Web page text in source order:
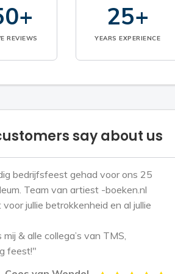
REVIEWS
25+
YEARS EXPERIENCE
say about us
bedrijfsfeest gehad voor ons 25
Team van artiest -boeken.nl
jullie betrokkenheid en al jullie
mij & alle collega’s van TMS,
feest!"